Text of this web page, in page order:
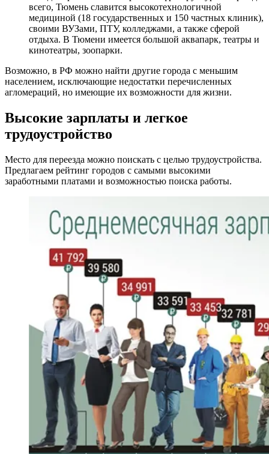
всего, Тюмень славится высокотехнологичной
медициной (18 государственных и 150 частных клиник),
своими ВУЗами, ПТУ, колледжами, а также сферой
отдыха. В Тюмени имеется большой аквапарк, театры и
кинотеатры, зоопарки.
Возможно, в РФ можно найти другие города с меньшим
населением, исключающие недостатки перечисленных
агломераций, но имеющие их возможности для жизни.
Высокие зарплаты и легкое
трудоустройство
Место для переезда можно поискать с целью трудоустройства.
Предлагаем рейтинг городов с самыми высокими
заработными платами и возможностью поиска работы.